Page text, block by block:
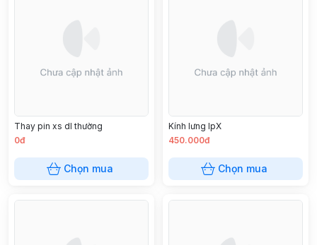
Thay pin xs dl thường
0đ
Chọn mua
Kính lưng IpX
450.000đ
Chọn mua